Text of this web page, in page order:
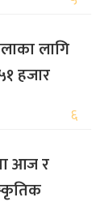
लागि
हजार
६
आज र